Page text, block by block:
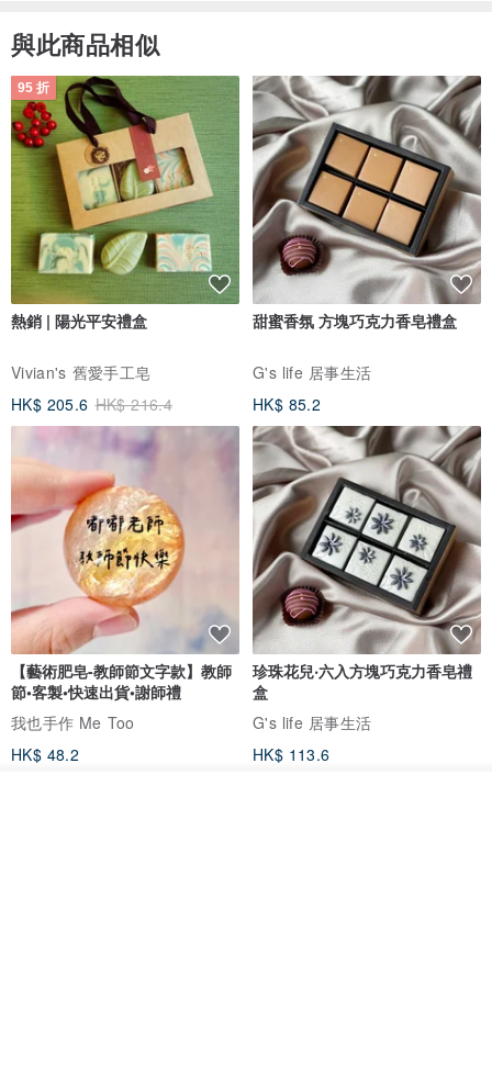
與此商品相似
95 折
熱銷 | 陽光平安禮盒
Vivian's 舊愛手工皂
HK$ 205.6 HK$ 216.4
甜蜜香氛 方塊巧克力香皂禮盒
G's life 居事生活
HK$ 85.2
【藝術肥皂-教師節文字款】教師
節•客製•快速出貨•謝師禮
我也手作 Me Too
HK$ 48.2
珍珠花兒‧六入方塊巧克力香皂禮
盒
G's life 居事生活
HK$ 113.6